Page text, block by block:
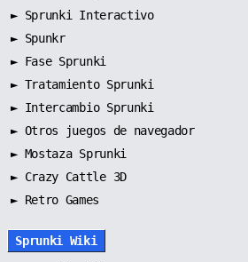
► Sprunki Interactivo
► Spunkr
► Fase Sprunki
► Tratamiento Sprunki
► Intercambio Sprunki
► Otros juegos de navegador
► Mostaza Sprunki
► Crazy Cattle 3D
► Retro Games
Sprunki Wiki